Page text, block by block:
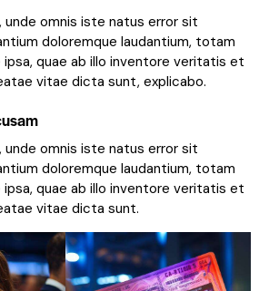
omnis iste natus error sit
doloremque laudantium, totam
ipsa, quae ab illo inventore veritatis et
vitae dicta sunt, explicabo.
omnis iste natus error sit
doloremque laudantium, totam
ipsa, quae ab illo inventore veritatis et
vitae dicta sunt.